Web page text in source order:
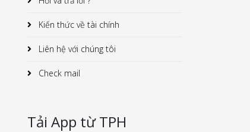
Kiến thức về tài chính
Liên hệ với chúng tôi
Check mail
Tải App từ TPH